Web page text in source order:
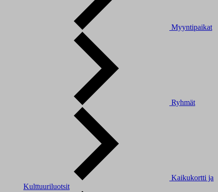
Myyntipaikat
Ryhmät
Kaikukortti ja
Kulttuuriluotsit